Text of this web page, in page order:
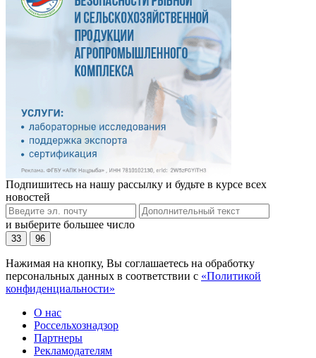
Подпишитесь на нашу рассылку и будьте в курсе всех
новостей
и выберите большее число
33 96
Нажимая на кнопку, Вы соглашаетесь на обработку
персональных данных в соответствии с «Политикой
конфиденциальности»
О нас
Россельхознадзор
Партнеры
Рекламодателям